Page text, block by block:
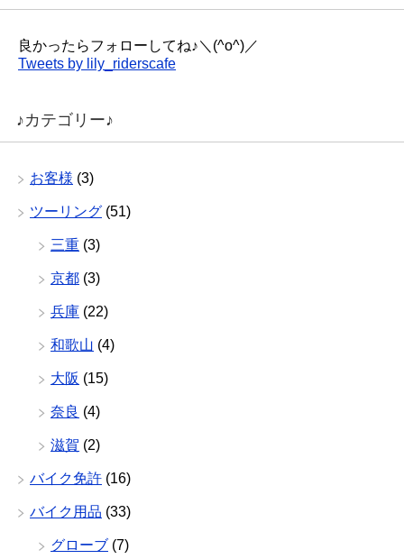
良かったらフォローしてね♪＼(^o^)／
Tweets by lily_riderscafe
♪カテゴリー♪
お客様 (3)
ツーリング (51)
三重 (3)
京都 (3)
兵庫 (22)
和歌山 (4)
大阪 (15)
奈良 (4)
滋賀 (2)
バイク免許 (16)
バイク用品 (33)
グローブ (7)